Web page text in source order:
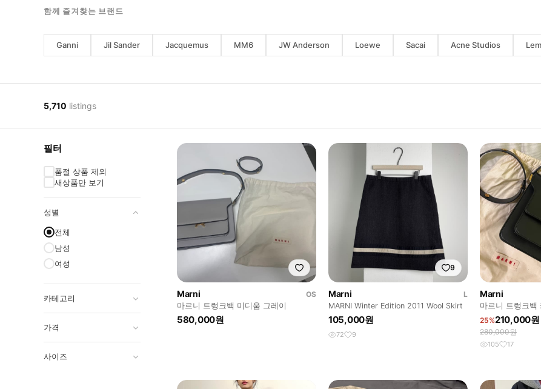
함께 즐겨찾는 브랜드
Ganni Jil Sander Jacquemus MM6 JW Anderson Loewe Sacai Acne Studios
5,710 listings
필터
품절 상품 제외
새상품만 보기
성별
전체
남성
여성
카테고리
가격
사이즈
Marni
OS
마르니 트렁크백 미디움 그레이
580,000원
9
Marni
L
MARNI Winter Edition 2011 Wool Skirt
105,000원
72 9
Marni
마르니 트렁크백
25%210,000원
280,000원
105 17